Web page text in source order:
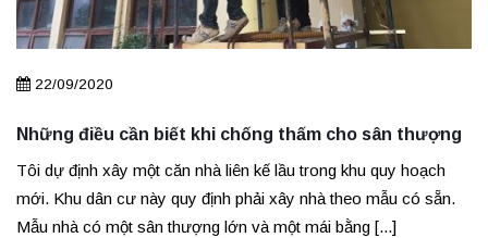
22/09/2020
Những điều cần biết khi chống thấm cho sân thượng
Tôi dự định xây một căn nhà liên kế lầu trong khu quy hoạch
mới. Khu dân cư này quy định phải xây nhà theo mẫu có sẵn.
Mẫu nhà có một sân thượng lớn và một mái bằng [...]